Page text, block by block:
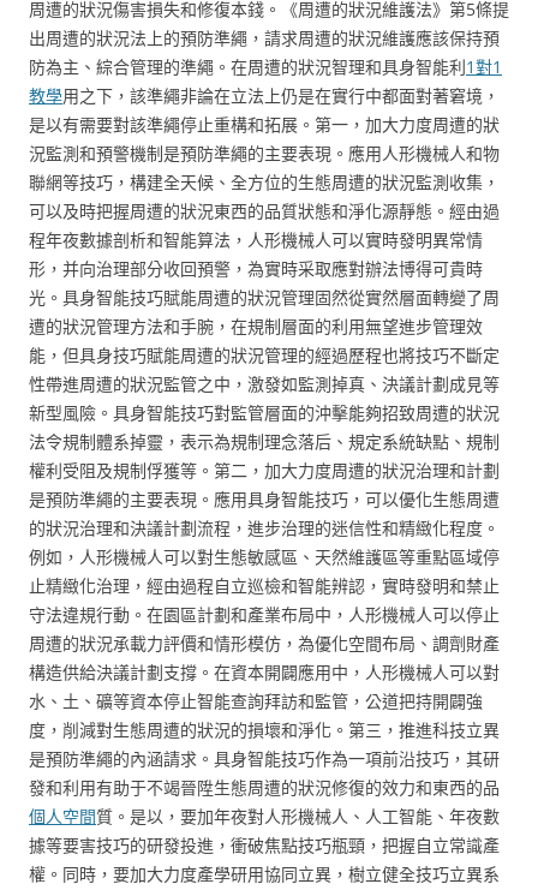
周遭的狀況傷害損失和修復本錢。《周遭的狀況維護法》第5條提
出周遭的狀況法上的預防準繩，請求周遭的狀況維護應該保持預
防為主、綜合管理的準繩。在周遭的狀況智理和具身智能利1對1
教學用之下，該準繩非論在立法上仍是在實行中都面對著窘境，
是以有需要對該準繩停止重構和拓展。第一，加大力度周遭的狀
況監測和預警機制是預防準繩的主要表現。應用人形機械人和物
聯網等技巧，構建全天候、全方位的生態周遭的狀況監測收集，
可以及時把握周遭的狀況東西的品質狀態和淨化源靜態。經由過
程年夜數據剖析和智能算法，人形機械人可以實時發明異常情
形，并向治理部分收回預警，為實時采取應對辦法博得可貴時
光。具身智能技巧賦能周遭的狀況管理固然從實然層面轉變了周
遭的狀況管理方法和手腕，在規制層面的利用無望進步管理效
能，但具身技巧賦能周遭的狀況管理的經過歷程也將技巧不斷定
性帶進周遭的狀況監管之中，激發如監測掉真、決議計劃成見等
新型風險。具身智能技巧對監管層面的沖擊能夠招致周遭的狀況
法令規制體系掉靈，表示為規制理念落后、規定系統缺點、規制
權利受阻及規制俘獲等。第二，加大力度周遭的狀況治理和計劃
是預防準繩的主要表現。應用具身智能技巧，可以優化生態周遭
的狀況治理和決議計劃流程，進步治理的迷信性和精緻化程度。
例如，人形機械人可以對生態敏感區、天然維護區等重點區域停
止精緻化治理，經由過程自立巡檢和智能辨認，實時發明和禁止
守法違規行動。在園區計劃和產業布局中，人形機械人可以停止
周遭的狀況承載力評價和情形模仿，為優化空間布局、調劑財產
構造供給決議計劃支撐。在資本開闢應用中，人形機械人可以對
水、土、礦等資本停止智能查詢拜訪和監管，公道把持開闢強
度，削減對生態周遭的狀況的損壞和淨化。第三，推進科技立異
是預防準繩的內涵請求。具身智能技巧作為一項前沿技巧，其研
發和利用有助于不竭晉陞生態周遭的狀況修復的效力和東西的品
個人空間質。是以，要加年夜對人形機械人、人工智能、年夜數
據等要害技巧的研發投進，衝破焦點技巧瓶頸，把握自立常識產
權。同時，要加大力度產學研用協同立異，樹立健全技巧立異系